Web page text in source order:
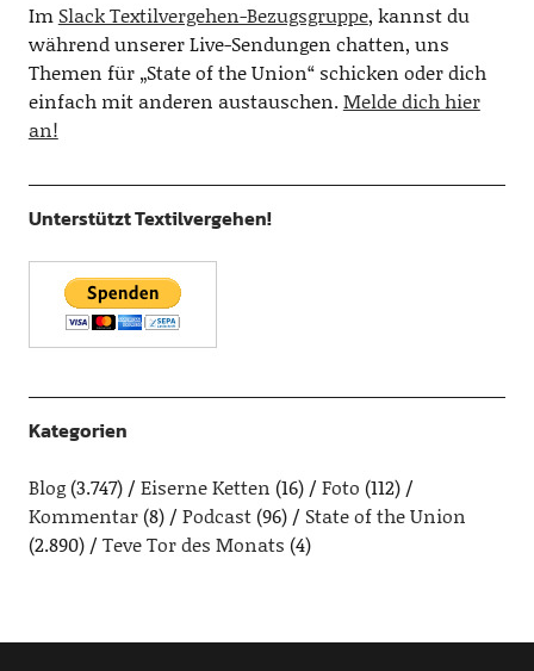
Im Slack Textilvergehen-Bezugsgruppe, kannst du
während unserer Live-Sendungen chatten, uns
Themen für „State of the Union“ schicken oder dich
einfach mit anderen austauschen.Melde dich hier
an!
Unterstützt Textilvergehen!
Kategorien
Blog(3.747) Eiserne Ketten (16) Foto (112)
Kommentar(8) Podcast(96)
State of the Union
(2.890)
Teve Tor des Monats (4)